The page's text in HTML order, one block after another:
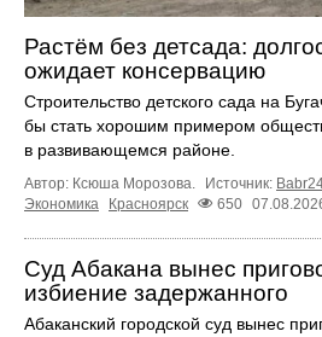
Растём без детсада:
ожидает консервацию
Строительство детского сада на
бы стать хорошим примером
в развивающемся районе.
Автор: Ксюша Морозова. Источник:
Экономика
Красноярск 650
Суд Абакана вынес
избиение задержанного
Абаканский городской суд вынес